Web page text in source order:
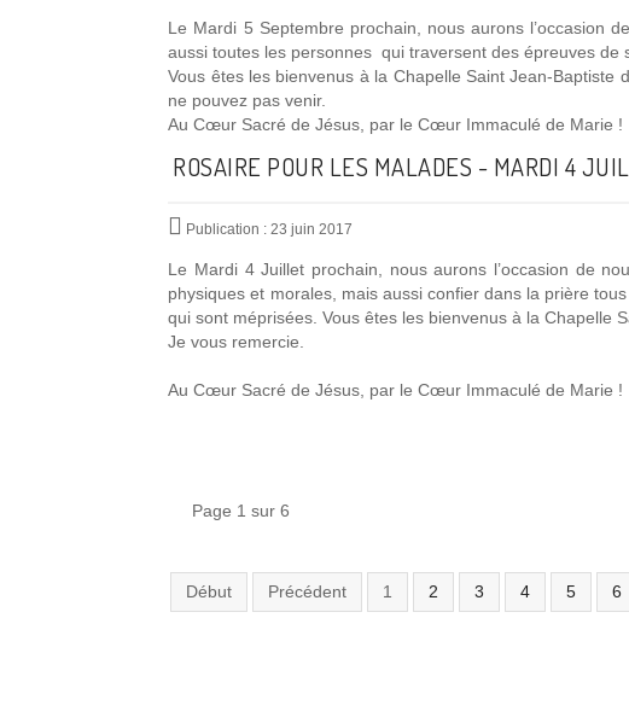
Le Mardi 5 Septembre prochain, nous aurons l’occasion
aussi toutes les personnes qui traversent des épreuves
Vous êtes les bienvenus à la Chapelle Saint Jean-
ne pouvez pas venir.
Au Cœur Sacré de Jésus, par le Cœur Immaculé de Marie !
ROSAIRE POUR LES MALADES - MARDI 4
Publication : 23 juin 2017
Le Mardi 4 Juillet prochain, nous aurons l’occasion de
physiques et morales, mais aussi confier dans la prière
qui sont méprisées. Vous êtes les bienvenus à la Chapelle
Je vous remercie.
Au Cœur Sacré de Jésus, par le Cœur Immaculé de Marie !
Page 1 sur 6
Début Précédent 1 2 3 4 5 6